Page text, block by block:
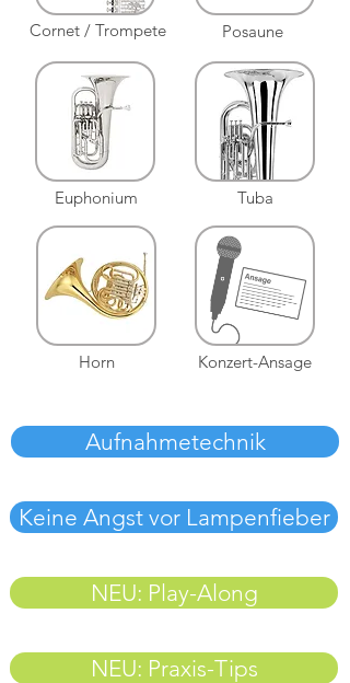
Cornet / Trompete
Euphonium
Horn
Posaune
Tuba
Konzert-Ansage
Aufnahmetechnik
Keine Angst vor Lampenfieber
NEU: Play-Along
NEU: Praxis-Tips